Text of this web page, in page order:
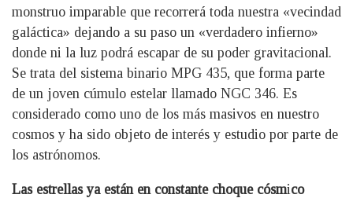
monstruo imparable que recorrerá toda nuestra «vecindad
galáctica» dejando a su paso un «verdadero infierno»
donde ni la luz podrá escapar de su poder gravitacional.
Se trata del sistema binario MPG 435, que forma parte
de un joven cúmulo estelar llamado NGC 346. Es
considerado como uno de los más masivos en nuestro
cosmos y ha sido objeto de interés y estudio por parte de
los astrónomos.
Las estrellas ya están en constante choque cósmico